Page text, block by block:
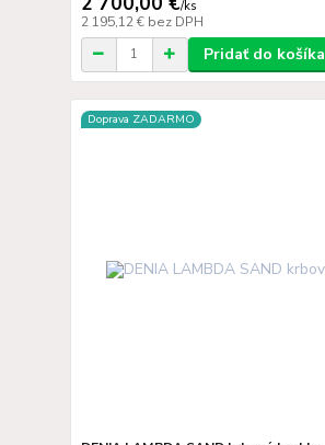
/ks
2 195,12 € bez DPH
Pridať do košíka
Doprava ZADARMO